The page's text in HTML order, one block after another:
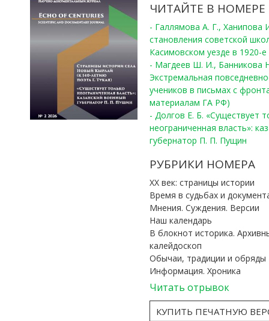
ЧИТАЙТЕ В НОМЕРЕ
- Галлямова А. Г.,
становления советской
Касимовском уезде в 1920-е
- Магдеев Ш. И., Банникова
Экстремальная
учеников в письмах с
материалам ГА РФ)
- Долгов Е. Б. «Существует
неограниченная власть»:
губернатор П. П. Пущин
РУБРИКИ НОМЕРА
ХХ век: страницы истории
Время в судьбах и
Мнения. Суждения. Версии
Наш календарь
В блокнот историка.
калейдоскоп
Обычаи, традиции и обряды
Информация. Хроника
Читать отрывок
КУПИТЬ ПЕЧАТНУЮ